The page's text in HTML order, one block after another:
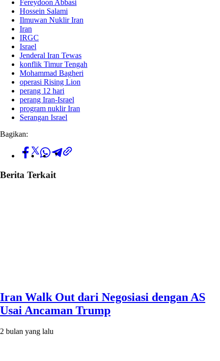
Fereydoon Abbasi
Hossein Salami
Ilmuwan Nuklir Iran
Iran
IRGC
Israel
Jenderal Iran Tewas
konflik Timur Tengah
Mohammad Bagheri
operasi Rising Lion
perang 12 hari
perang Iran-Israel
program nuklir Iran
Serangan Israel
Bagikan:
Berita Terkait
Iran Walk Out dari Negosiasi dengan AS
Usai Ancaman Trump
2 bulan yang lalu